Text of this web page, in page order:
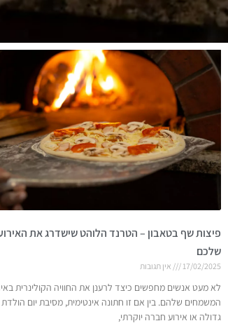
פיצות שף בטאבון – הטרנד הלוהט שישדרג את
שלכם
17/02/2025 אין תגובות
לא מעט אנשים מחפשים כיצד לרענן את החוויה הקולינרית
המשמחים שלהם. בין אם זו חתונה אינטימית, מסיבת יום הולדת
גדולה או אירוע חברה יוקרתי,